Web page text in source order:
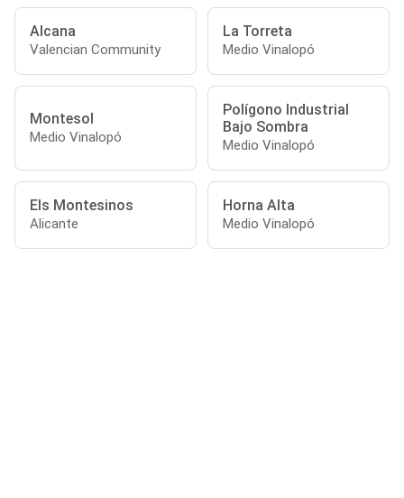
Alcana
Valencian Community
La Torreta
Medio Vinalopó
Montesol
Medio Vinalopó
Polígono Industrial
Bajo Sombra
Medio Vinalopó
Els Montesinos
Alicante
Horna Alta
Medio Vinalopó